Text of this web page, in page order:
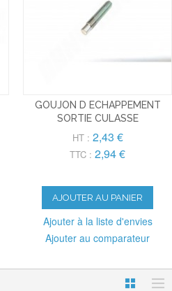
GOUJON D ECHAPPEMENT
SORTIE CULASSE
HT : 2,43 €
TTC : 2,94 €
AJOUTER AU PANIER
Ajouter à la liste d'envies
Ajouter au comparateur